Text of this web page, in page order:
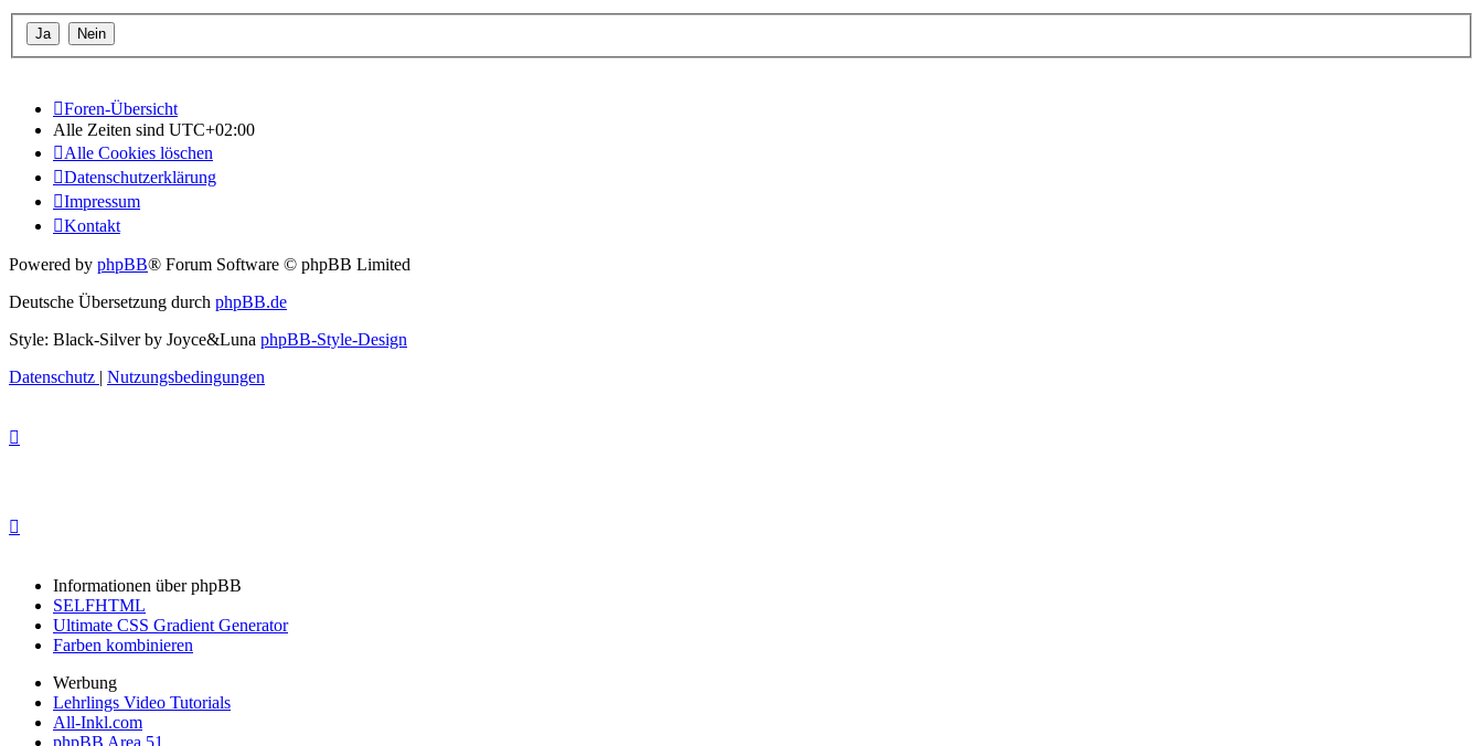
Foren-Übersicht
Alle Zeiten sind UTC+02:00
Alle Cookies löschen
Datenschutzerklärung
Impressum
Kontakt
Powered by phpBB® Forum Software © phpBB Limited
Deutsche Übersetzung durch phpBB.de
Style: Black-Silver by Joyce&Luna phpBB-Style-Design
Datenschutz | Nutzungsbedingungen
Informationen über phpBB
SELFHTML
Ultimate CSS Gradient Generator
Farben kombinieren
Werbung
Lehrlings Video Tutorials
All-Inkl.com